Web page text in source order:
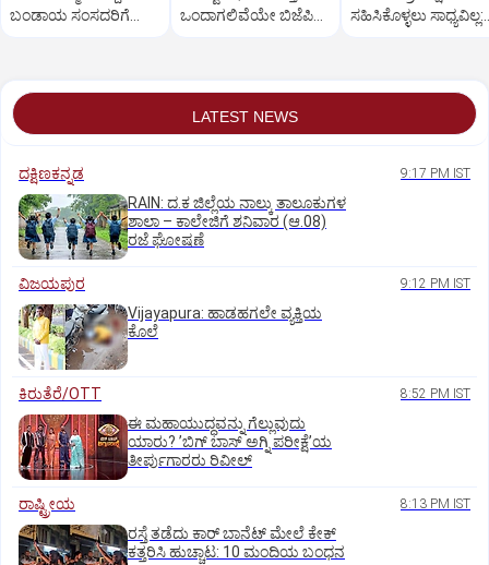
ಬಂಡಾಯ ಸಂಸದರಿಗೆ
ಒಂದಾಗಲಿವೆಯೇ ಬಿಜೆಪಿ–
ಸಹಿಸಿಕೊಳ್ಳಲು ಸಾಧ್ಯವಿಲ್ಲ:
LATEST NEWS
ದಕ್ಷಿಣಕನ್ನಡ 9:17 PM IST
RAIN: ದ.ಕ ಜಿಲ್ಲೆಯ ನಾಲ್ಕು ತಾಲೂಕುಗಳ
ಶಾಲಾ – ಕಾಲೇಜಿಗೆ ಶನಿವಾರ (ಆ.08)
ರಜೆ ಘೋಷಣೆ
ವಿಜಯಪುರ 9:12 PM IST
Vijayapura: ಹಾಡಹಗಲೇ ವ್ಯಕ್ತಿಯ
ಕೊಲೆ
ಕಿರುತೆರೆ/OTT 8:52 PM IST
ಈ ಮಹಾಯುದ್ಧವನ್ನು ಗೆಲ್ಲುವುದು
ಯಾರು? ʼಬಿಗ್‌ ಬಾಸ್‌ ಅಗ್ನಿ ಪರೀಕ್ಷೆʼಯ
ತೀರ್ಪುಗಾರರು ರಿವೀಲ್
ರಾಷ್ಟ್ರೀಯ 8:13 PM IST
ರಸ್ತೆ ತಡೆದು ಕಾರ್ ಬಾನೆಟ್ ಮೇಲೆ ಕೇಕ್
ಕತ್ತರಿಸಿ ಹುಚ್ಚಾಟ: 10 ಮಂದಿಯ ಬಂಧನ